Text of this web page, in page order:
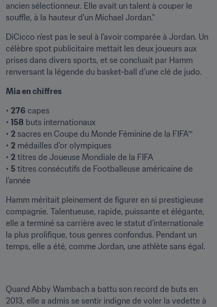
ancien sélectionneur. Elle avait un talent à couper le
souffle, à la hauteur d'un Michael Jordan."
DiCicco n'est pas le seul à l'avoir comparée à Jordan. Un
célèbre spot publicitaire mettait les deux joueurs aux
prises dans divers sports, et se concluait par Hamm
renversant la légende du basket-ball d'une clé de judo.
Mia en chiffres
• 276 capes
• 158 buts internationaux
• 2 sacres en Coupe du Monde Féminine de la FIFA™
• 2 médailles d'or olympiques
• 2 titres de Joueuse Mondiale de la FIFA
• 5 titres consécutifs de Footballeuse américaine de
l'année
Hamm méritait pleinement de figurer en si prestigieuse
compagnie. Talentueuse, rapide, puissante et élégante,
elle a terminé sa carrière avec le statut d'internationale
la plus prolifique, tous genres confondus. Pendant un
temps, elle a été, comme Jordan, une athlète sans égal.
Quand Abby Wambach a battu son record de buts en
2013, elle a admis se sentir indigne de voler la vedette à